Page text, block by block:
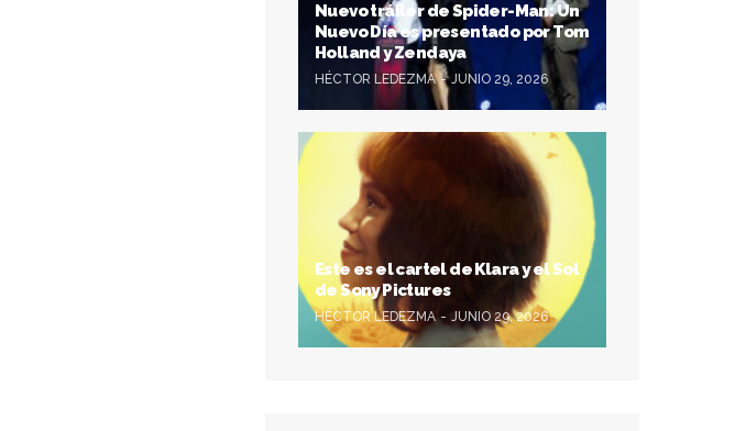
Nuevo tráiler de Spider-Man: Un
Nuevo Día es presentado por Tom
Holland y Zendaya
HÉCTOR LEDEZMA JUNIO 29, 2026
Este es el cartel de Klara y el Sol
de Sony Pictures
HÉCTOR LEDEZMA JUNIO 29, 2026